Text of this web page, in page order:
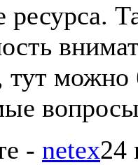
ресурса.
тут можно
- netex24